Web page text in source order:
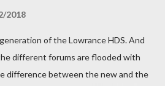
2018
of the Lowrance HDS. And
different forums are flooded with
difference between the new and the